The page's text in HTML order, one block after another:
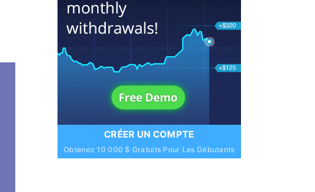
CRÉER UN COMPTE
Obtenez 10 000 $ Gratuits Pour Les Débutants